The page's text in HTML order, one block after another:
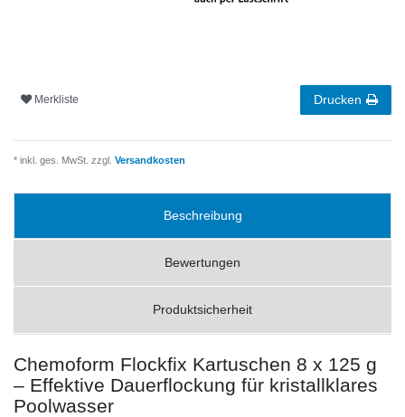
Merkliste Drucken
* inkl. ges. MwSt. zzgl. Versandkosten
Beschreibung
Bewertungen
Produktsicherheit
Chemoform Flockfix Kartuschen 8 x 125 g
– Effektive Dauerflockung für kristallklares
Poolwasser